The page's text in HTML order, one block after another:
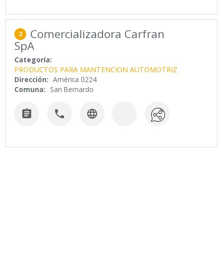
2 Comercializadora Carfran
SpA
Categoría:
PRODUCTOS PARA MANTENCION AUTOMOTRIZ
Dirección: América 0224
Comuna: San Bernardo
  